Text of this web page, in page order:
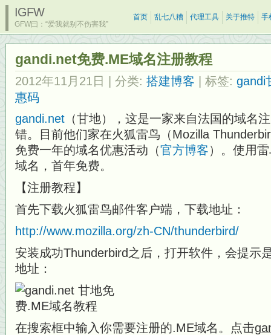
IGFW
GFW曰：“爱我就别不伤害我”
首页 乱七八糟 代理工具 关于推特 手
gandi.net免费.ME域名注册教程
2012年11月21日 | 分类: 搭建博客 | 标签: gandi
惠码
gandi.net （甘地），这是一家来自法国的域名
错。目前他们家在火狐雷鸟（Mozilla
免费一年的域名优惠活动（官方博客）。使用
域名，首年免费。
【注册教程】
首先下载火狐雷鸟邮件客户端，下载地址：
http://www.mozilla.org/zh-CN/thunderbird/
安装成功Thunderbird之后，打开软件，会提示
地址：
在搜索框中输入你需要注册的.ME域名。点击